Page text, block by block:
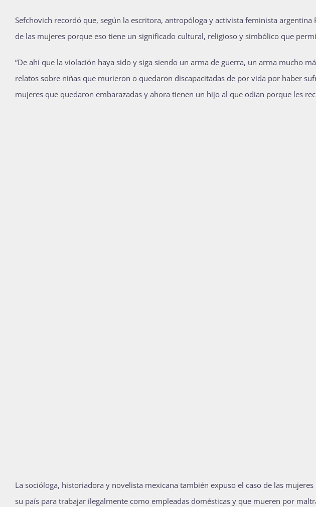
Sefchovich recordó que, según la escritora, antropóloga y activista feminista argentina
de las mujeres porque eso tiene un significado cultural, religioso y simbólico que
“De ahí que la violación haya sido y siga siendo un arma de guerra, un arma mucho
relatos sobre niñas que murieron o quedaron discapacitadas de por vida por haber
mujeres que quedaron embarazadas y ahora tienen un hijo al que odian porque les
La socióloga, historiadora y novelista mexicana también expuso el caso de las
su país para trabajar ilegalmente como empleadas domésticas y que mueren por